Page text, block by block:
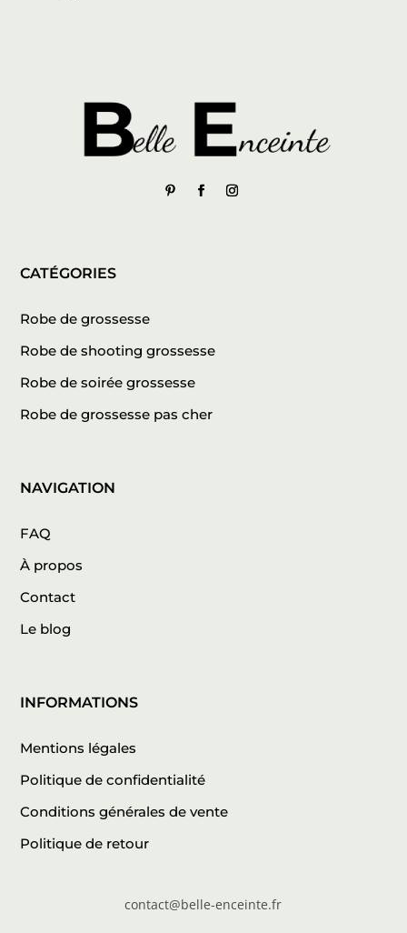
CATÉGORIES
Robe de grossesse
Robe de shooting grossesse
Robe de soirée grossesse
Robe de grossesse pas cher
NAVIGATION
FAQ
À propos
Contact
Le blog
INFORMATIONS
Mentions légales
Politique de confidentialité
Conditions générales de vente
Politique de retour
contact@belle-enceinte.fr